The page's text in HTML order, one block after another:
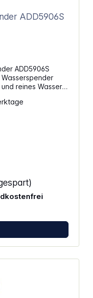
ADD5906S
reines Wasser –
heiß, perfekt
Kompakt und
Geräten und
– ideal für
oder Kannen
der
rechtzeitigen
Alle
aus BPA-